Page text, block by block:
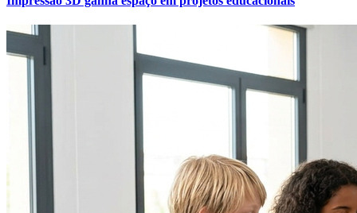
Cruzeiro